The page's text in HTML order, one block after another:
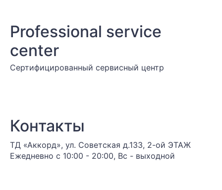
Professional service
center
Сертифицированный сервисный центр
Контакты
ТД «Аккорд», ул. Советская д.133, 2-ой ЭТАЖ
Ежедневно с 10:00 - 20:00, Вс - выходной